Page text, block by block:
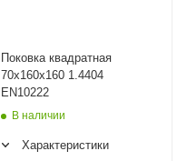
Поковка квадратная
70х160х160 1.4404
EN10222
В наличии
Характеристики